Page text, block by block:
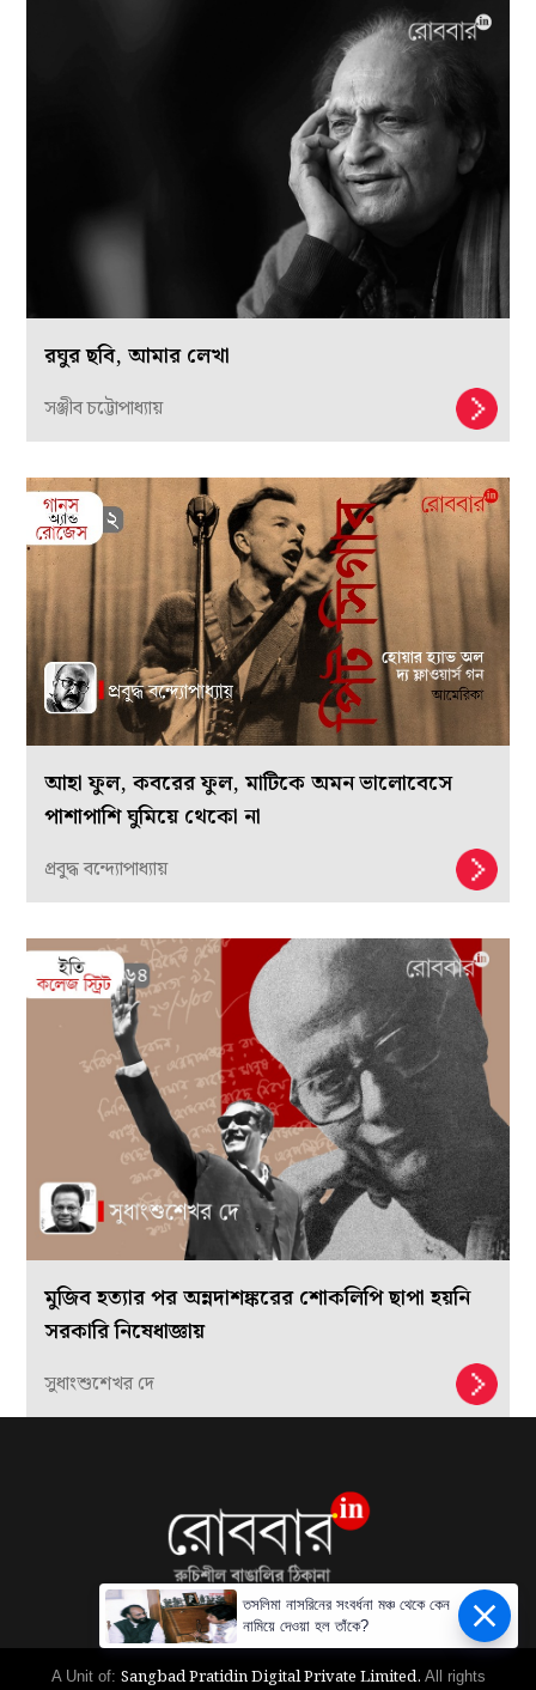
রঘুর ছবি, আমার লেখা
সঞ্জীব চট্টোপাধ্যায়
আহা ফুল, কবরের ফুল, মাটিকে অমন ভালোবেসে
পাশাপাশি ঘুমিয়ে থেকো না
প্রবুদ্ধ বন্দ্যোপাধ্যায়
মুজিব হত্যার পর অন্নদাশঙ্করের শোকলিপি ছাপা হয়নি
সরকারি নিষেধাজ্ঞায়
সুধাংশুশেখর দে
A Unit of: Sangbad Pratidin Digital Private Limited. All rights
তসলিমা নাসরিনের সংবর্ধনা মঞ্চ থেকে কেন
নামিয়ে দেওয়া হল তাঁকে?